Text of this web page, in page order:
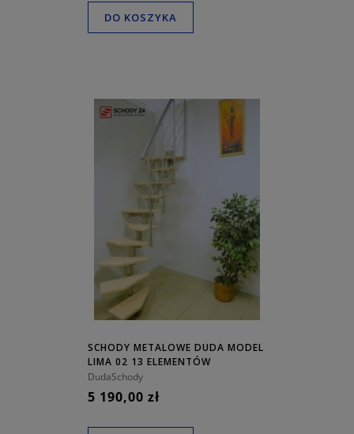
DO KOSZYKA
SCHODY METALOWE DUDA MODEL
LIMA 02 13 ELEMENTÓW
DudaSchody
5 190,00 zł